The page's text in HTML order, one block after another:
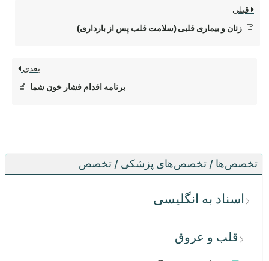
تخصص‌ها / تخصص‌های پزشکی / تخصص
اسناد به انگلیسی
قلب و عروق
قبلی
زنان و بیماری قلبی (سلامت قلب پس از بارداری)
بعدی
برنامه اقدام فشار خون شما